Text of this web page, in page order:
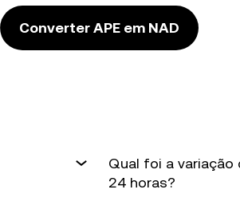
Converter APE em NAD
Qual foi a variação
24 horas?